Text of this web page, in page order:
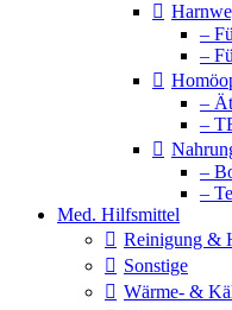
–
–
–
–
–
–
Med. Hilfsmittel
Reinigung &
Sonstige
Wärme- &